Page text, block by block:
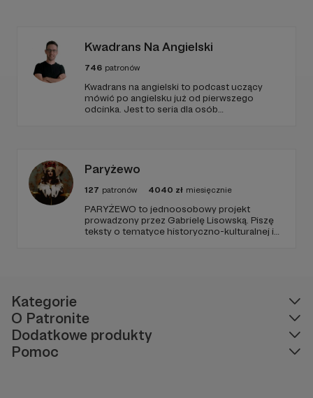
Kwadrans Na Angielski
746 patronów
Kwadrans na angielski to podcast uczący
mówić po angielsku już od pierwszego
odcinka. Jest to seria dla osób
nowego odcinka co czwartek.
Paryżewo
127 patronów 4040 zł miesięcznie
PARYŻEWO to jednoosobowy projekt
prowadzony przez Gabrielę Lisowską. Piszę
teksty o tematyce historyczno-kulturalnej i
Kategorie
O Patronite
Dodatkowe produkty
Pomoc